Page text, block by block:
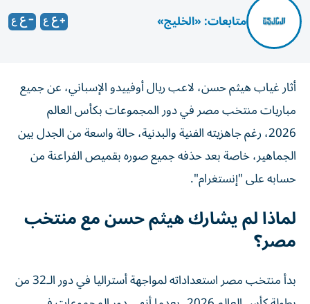
متابعات: «الخليج»
أثار غياب هيثم حسن، لاعب ريال أوفييدو الإسباني، عن جميع
مباريات منتخب مصر في دور المجموعات بكأس العالم
2026، رغم جاهزيته الفنية والبدنية، حالة واسعة من الجدل بين
الجماهير، خاصة بعد حذفه جميع صوره بقميص الفراعنة من
حسابه على "إنستغرام".
لماذا لم يشارك هيثم حسن مع منتخب
مصر؟
بدأ منتخب مصر استعداداته لمواجهة أستراليا في دور الـ32 من